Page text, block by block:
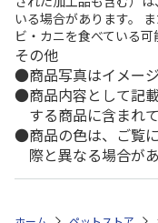
いる場合があります。
ビ・カニを食べている可
その他
商品写真はイメージ
商品内容として記
する商品に含まれ
商品の色は、ご覧
際と異なる場合があ